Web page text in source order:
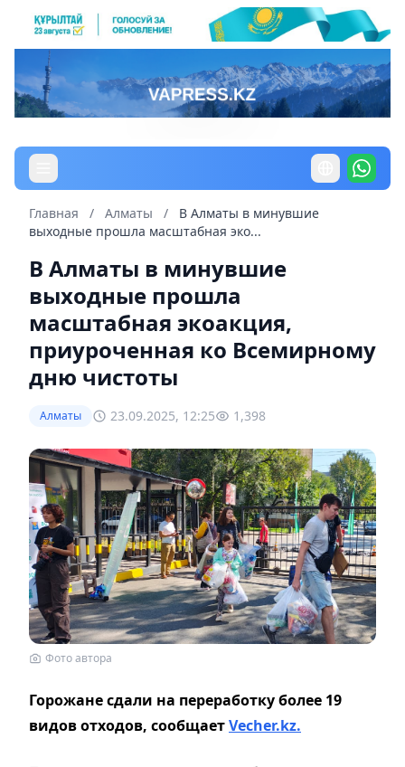
Главная / Алматы /
В Алматы в минувшие
выходные прошла масштабная эко...
В Алматы в минувшие
выходные прошла
масштабная экоакция,
приуроченная ко Всемирному
дню чистоты
Алматы 23.09.2025, 12:25 1,398
Фото автора
Горожане сдали на переработку более 19
видов отходов, сообщаетVecher.kz.